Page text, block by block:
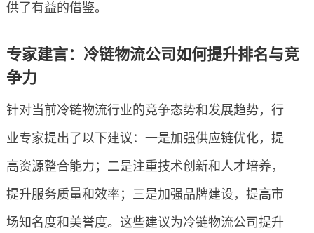
供了有益的借鉴。
专家建言：冷链物流公司如何提升排名与竞
争力
针对当前冷链物流行业的竞争态势和发展趋势，行
业专家提出了以下建议：一是加强供应链优化，提
高资源整合能力；二是注重技术创新和人才培养，
提升服务质量和效率；三是加强品牌建设，提高市
场知名度和美誉度。这些建议为冷链物流公司提升